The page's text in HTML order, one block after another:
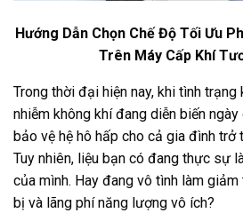
Hướng Dẫn Chọn Chế Độ Tối Ưu
Trên Máy Cấp Khí
Trong thời đại hiện nay, khi tình
nhiễm không khí đang diễn biến
bảo vệ hệ hô hấp cho cả gia đình trở
Tuy nhiên, liệu bạn có đang thực sự
của mình. Hay đang vô tình làm
bị và lãng phí năng lượng vô ích?